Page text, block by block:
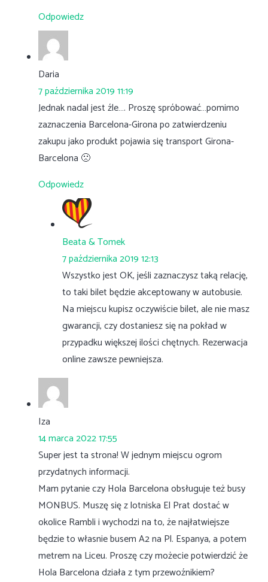
Odpowiedz
Daria
7 października 2019 11:19
Jednak nadal jest źle…. Proszę spróbować…pomimo
zaznaczenia Barcelona-Girona po zatwierdzeniu
zakupu jako produkt pojawia się transport Girona-
Barcelona 🙁
Odpowiedz
Beata & Tomek
7 października 2019 12:13
Wszystko jest OK, jeśli zaznaczysz taką relację,
to taki bilet będzie akceptowany w autobusie.
Na miejscu kupisz oczywiście bilet, ale nie masz
gwarancji, czy dostaniesz się na pokład w
przypadku większej ilości chętnych. Rezerwacja
online zawsze pewniejsza.
Iza
14 marca 2022 17:55
Super jest ta strona! W jednym miejscu ogrom
przydatnych informacji.
Mam pytanie czy Hola Barcelona obsługuje też busy
MONBUS. Muszę się z lotniska El Prat dostać w
okolice Rambli i wychodzi na to, że najłatwiejsze
będzie to własnie busem A2 na Pl. Espanya, a potem
metrem na Liceu. Proszę czy możecie potwierdzić że
Hola Barcelona działa z tym przewoźnikiem?